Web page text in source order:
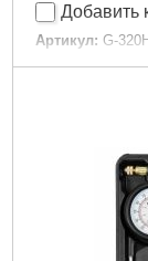
Добавить
Артикул: G-
Код товара:
Габариты
338